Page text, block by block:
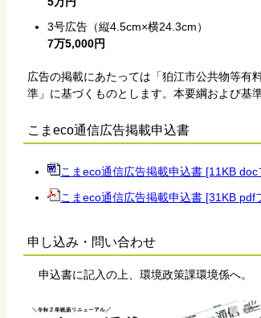
3号広告（縦4.5cm×横24.3cm）
7万5,000円
広告の掲載にあたっては「狛江市公共物等有
準」に基づくものとします。本要綱および基
こまeco通信広告掲載申込書
こまeco通信広告掲載申込書 [11KB doc
こまeco通信広告掲載申込書 [31KB pdf
申し込み・問い合わせ
申込書に記入の上、環境政策課環境係へ。